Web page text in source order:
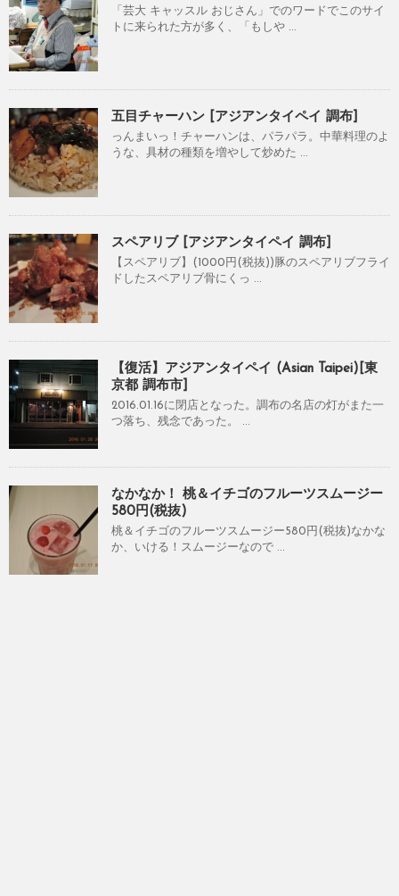
「芸大 キャッスル おじさん」でのワードでこのサイ
トに来られた方が多く、「もしや ...
五目チャーハン [アジアンタイペイ 調布]
っんまいっ！チャーハンは、パラパラ。中華料理のよ
うな、具材の種類を増やして炒めた ...
スペアリブ [アジアンタイペイ 調布]
【スペアリブ】(1000円(税抜))豚のスペアリブフライ
ドしたスペアリブ骨にくっ ...
【復活】アジアンタイペイ (Asian Taipei)[東
京都 調布市]
2016.01.16に閉店となった。調布の名店の灯がまた一
つ落ち、残念であった。 ...
なかなか！ 桃＆イチゴのフルーツスムージー
580円(税抜)
桃＆イチゴのフルーツスムージー580円(税抜)なかな
か、いける！スムージーなので ...